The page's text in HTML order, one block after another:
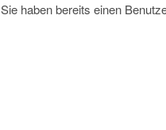
Sie haben bereits einen